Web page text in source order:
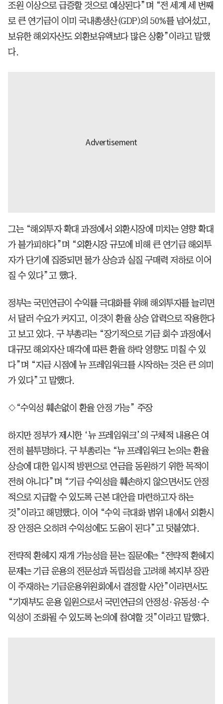
조원 이상으로 급증할 것으로 예상된다”며 “전 세계 세 번째
로 큰 연기금이 이미 국내총생산(GDP)의 50%를 넘어섰고,
보유한 해외자산도 외환보유액보다 많은 상황”이라고 말했
다.
그는 “해외투자 확대 과정에서 외환시장에 미치는 영향 확대
가 불가피하다”며 “외환시장 규모에 비해 큰 연기금 해외투
자가 단기에 집중되면 물가 상승과 실질 구매력 저하로 이어
질 수 있다”고 했다.
정부는 국민연금이 수익률 극대화를 위해 해외투자를 늘리면
서 달러 수요가 커지고, 이것이 환율 상승 압력으로 작용한다
고 보고 있다. 구 부총리는 “장기적으로 기금 회수 과정에서
대규모 해외자산 매각에 따른 환율 하락 영향도 미칠 수 있
다”며 “지금 시점에 뉴 프레임워크를 시작하는 것은 큰 의미
가 있다”고 말했다.
◇“수익성 훼손없이 환율 안정 가능” 주장
하지만 정부가 제시한 ‘뉴 프레임워크’의 구체적 내용은 여
전히 불투명하다. 구 부총리는 “뉴 프레임워크 논의는 환율
상승에 대한 일시적 방편으로 연금을 동원하기 위한 목적이
전혀 아니다”며 “기금 수익성을 훼손하지 않으면서도 안정
적으로 지급할 수 있도록 근본 대안을 마련하고자 하는
것”이라고 해명했다. 이어 “수익 극대화 범위 내에서 외환시
장 안정은 오히려 수익성에도 도움이 된다”고 덧붙였다.
전략적 환헤지 재개 가능성을 묻는 질문에는 “전략적 환헤지
문제는 기금 운용의 전문성과 독립성을 고려해 복지부 장관
이 주재하는 기금운용위원회에서 결정할 사안”이라면서도
“기재부도 운용 일원으로서 국민연금의 안정성·유동성·수
익성이 조화될 수 있도록 논의에 참여할 것”이라고 말했다.